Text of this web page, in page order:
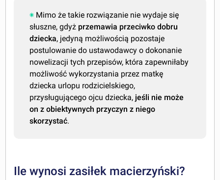
Mimo że takie rozwiązanie nie wydaje się
słuszne, gdyż przemawia przeciwko dobru
dziecka, jedyną możliwością pozostaje
postulowanie do ustawodawcy o dokonanie
nowelizacji tych przepisów, która zapewniłaby
możliwość wykorzystania przez matkę
dziecka urlopu rodzicielskiego,
przysługującego ojcu dziecka, jeśli nie może
on z obiektywnych przyczyn z niego
skorzystać.
Ile wynosi zasiłek macierzyński?